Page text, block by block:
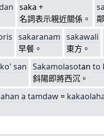
saka +
名詞表示親近關係。
sakaranam
早餐。
sakawali
東方。
san Sakamolasotan to
斜陽即將西沉。
a tamdaw=